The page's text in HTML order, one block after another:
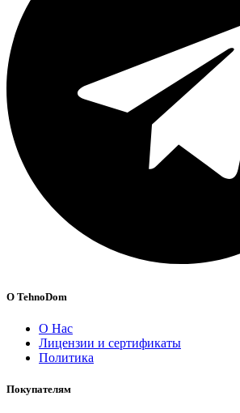
О TehnoDom
О Нас
Лицензии и сертификаты
Политика
Покупателям